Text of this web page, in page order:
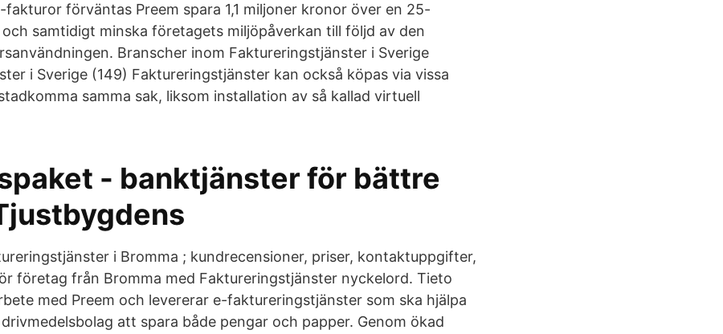
fakturor förväntas Preem spara 1,1 miljoner kronor över en 25-
samtidigt minska företagets miljöpåverkan till följd av den
Branscher inom Faktureringstjänster i Sverige
i Sverige (149) Faktureringstjänster kan också köpas via vissa
samma sak, liksom installation av så kallad virtuell
- banktjänster för bättre
i Bromma ; kundrecensioner, priser, kontaktuppgifter,
företag från Bromma med Faktureringstjänster nyckelord. Tieto
med Preem och levererar e-faktureringstjänster som ska hjälpa
att spara både pengar och papper. Genom ökad